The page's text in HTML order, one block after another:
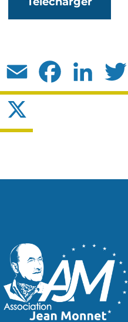
Email Facebook LinkedIn